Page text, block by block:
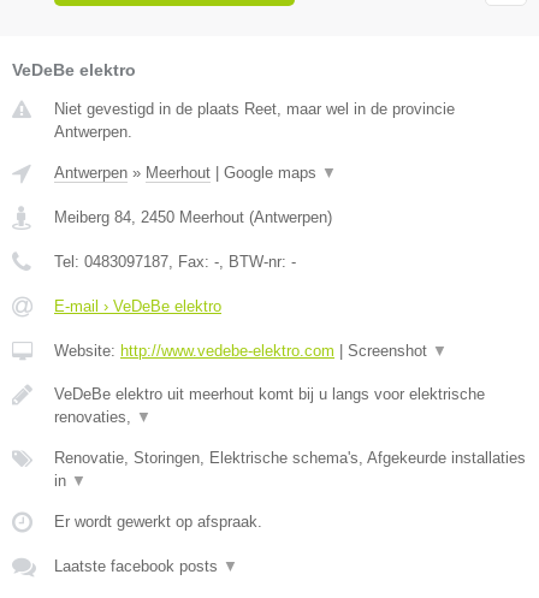
VeDeBe elektro
Niet gevestigd in de plaats Reet, maar wel in de provincie
Antwerpen.
Antwerpen » Meerhout Google maps ▼
Meiberg 84, 2450 Meerhout (Antwerpen)
Tel: 0483097187, Fax: -, BTW-nr: -
E-mail › VeDeBe elektro
Website: http://www.vedebe-elektro.com Screenshot ▼
VeDeBe elektro uit meerhout komt bij u langs voor elektrische
renovaties, ▼
Renovatie, Storingen, Elektrische schema's, Afgekeurde installaties
in ▼
Er wordt gewerkt op afspraak.
Laatste facebook posts ▼